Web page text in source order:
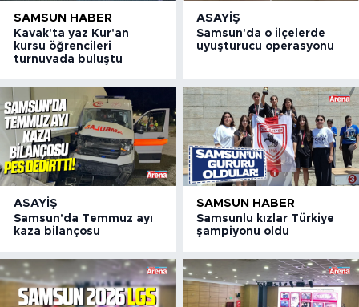
SAMSUN HABER
Kavak'ta yaz Kur'an
kursu öğrencileri
turnuvada buluştu
ASAYIŞ
Samsun'da o ilçelerde
uyuşturucu operasyonu
ASAYIŞ
Samsun'da Temmuz ayı
kaza bilançosu
SAMSUN HABER
Samsunlu kızlar Türkiye
şampiyonu oldu